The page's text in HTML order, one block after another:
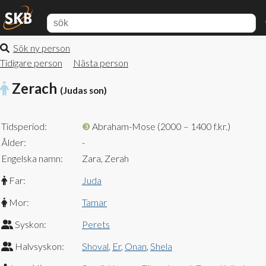
Sök ny person
Tidigare person
Nästa person
Zerach (Judas son)
Tidsperiod: ❸ Abraham-Mose (2000 – 1400 f.kr.)
Ålder:
-
Engelska namn:
Zara, Zerah
Far:
Juda
Mor:
Tamar
Syskon:
Perets
Halvsyskon:
Shoval, Er, Onan, Shela